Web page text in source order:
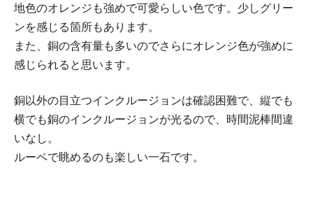
地色のオレンジも強めで可愛らしい色です。少しグリー
ンを感じる箇所もあります。
また、銅の含有量も多いのでさらにオレンジ色が強めに
感じられると思います。
銅以外の目立つインクルージョンは確認困難で、縦でも
横でも銅のインクルージョンが光るので、時間泥棒間違
いなし。
ルーペで眺めるのも楽しい一石です。